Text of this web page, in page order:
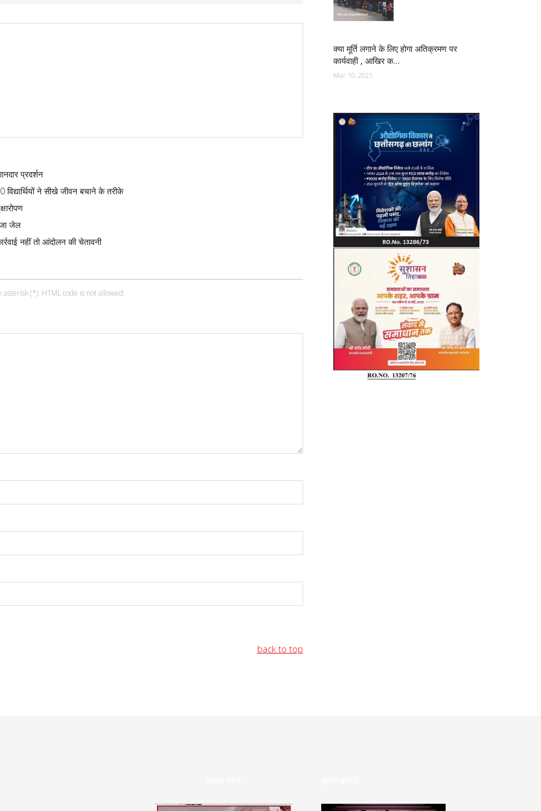
प्रदर्शन
ने सीखे जीवन बचाने के तरीके
जेल
नहीं तो आंदोलन की चेतावनी
(*). HTML code is not allowed.
back to top
क्या मूर्ति लगाने के लिए होगा अतिक्रमण पर
कार्यवाही , आखिर क…
Mar 10, 2021